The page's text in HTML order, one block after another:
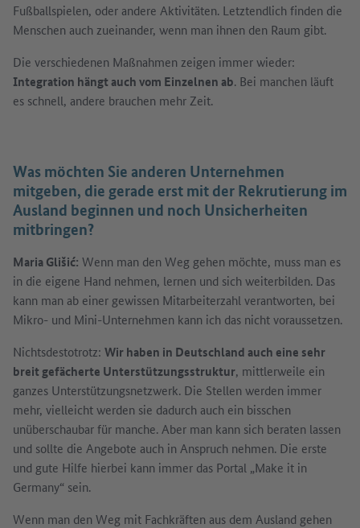
Fußballspielen, oder andere Aktivitäten. Letztendlich finden die
Menschen auch zueinander, wenn man ihnen den Raum gibt.
Die verschiedenen Maßnahmen zeigen immer wieder:
Integration hängt auch vom Einzelnen ab. Bei manchen läuft
es schnell, andere brauchen mehr Zeit.
Was möchten Sie anderen Unternehmen
mitgeben, die gerade erst mit der Rekrutierung im
Ausland beginnen und noch Unsicherheiten
mitbringen?
Maria Glišić: Wenn man den Weg gehen möchte, muss man es
in die eigene Hand nehmen, lernen und sich weiterbilden. Das
kann man ab einer gewissen Mitarbeiterzahl verantworten, bei
Mikro- und Mini-Unternehmen kann ich das nicht voraussetzen.
Nichtsdestotrotz: Wir haben in Deutschland auch eine sehr
breit gefächerte Unterstützungsstruktur, mittlerweile ein
ganzes Unterstützungsnetzwerk. Die Stellen werden immer
mehr, vielleicht werden sie dadurch auch ein bisschen
unüberschaubar für manche. Aber man kann sich beraten lassen
und sollte die Angebote auch in Anspruch nehmen. Die erste
und gute Hilfe hierbei kann immer das Portal „Make it in
Germany“ sein.
Wenn man den Weg mit Fachkräften aus dem Ausland gehen